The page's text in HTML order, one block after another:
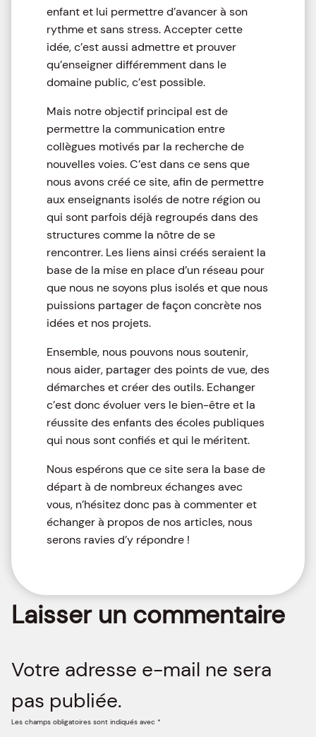
enfant et lui permettre d’avancer à son
rythme et sans stress. Accepter cette
idée, c’est aussi admettre et prouver
qu’enseigner différemment dans le
domaine public, c’est possible.
Mais notre objectif principal est de
permettre la communication entre
collègues motivés par la recherche de
nouvelles voies. C’est dans ce sens que
nous avons créé ce site, afin de permettre
aux enseignants isolés de notre région ou
qui sont parfois déjà regroupés dans des
structures comme la nôtre de se
rencontrer. Les liens ainsi créés seraient la
base de la mise en place d’un réseau pour
que nous ne soyons plus isolés et que nous
puissions partager de façon concrète nos
idées et nos projets.
Ensemble, nous pouvons nous soutenir,
nous aider, partager des points de vue, des
démarches et créer des outils. Echanger
c’est donc évoluer vers le bien-être et la
réussite des enfants des écoles publiques
qui nous sont confiés et qui le méritent.
Nous espérons que ce site sera la base de
départ à de nombreux échanges avec
vous, n’hésitez donc pas à commenter et
échanger à propos de nos articles, nous
serons ravies d’y répondre !
Laisser un commentaire
Votre adresse e-mail ne sera
pas publiée.
Les champs obligatoires sont indiqués avec *